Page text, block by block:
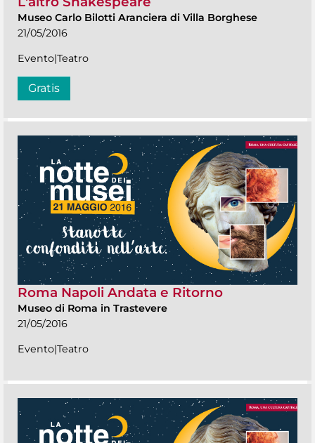
Museo Carlo Bilotti Aranciera di Villa Borghese
21/05/2016
Evento|Teatro
Gratis
Roma Napoli Andata e Ritorno
Museo di Roma in Trastevere
21/05/2016
Evento|Teatro